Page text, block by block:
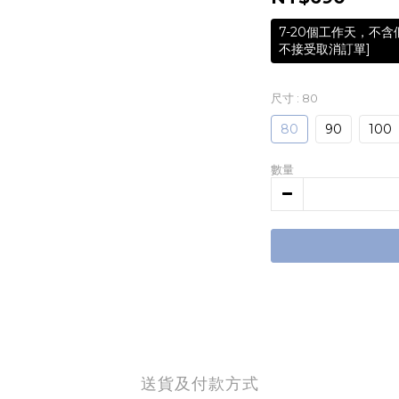
7-20個工作天，不含
不接受取消訂單]
尺寸 : 80
80 90 100
數量
送貨及付款方式